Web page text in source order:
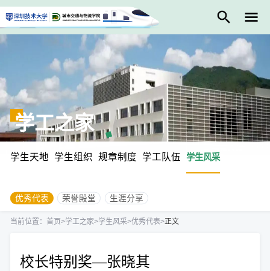
学工之家
学生天地 学生组织 规章制度 学工队伍 学生风采
优秀代表 荣誉殿堂 生涯分享
当前位置： 首页>学工之家>学生风采>优秀代表>正文
校长特别奖—张晓其